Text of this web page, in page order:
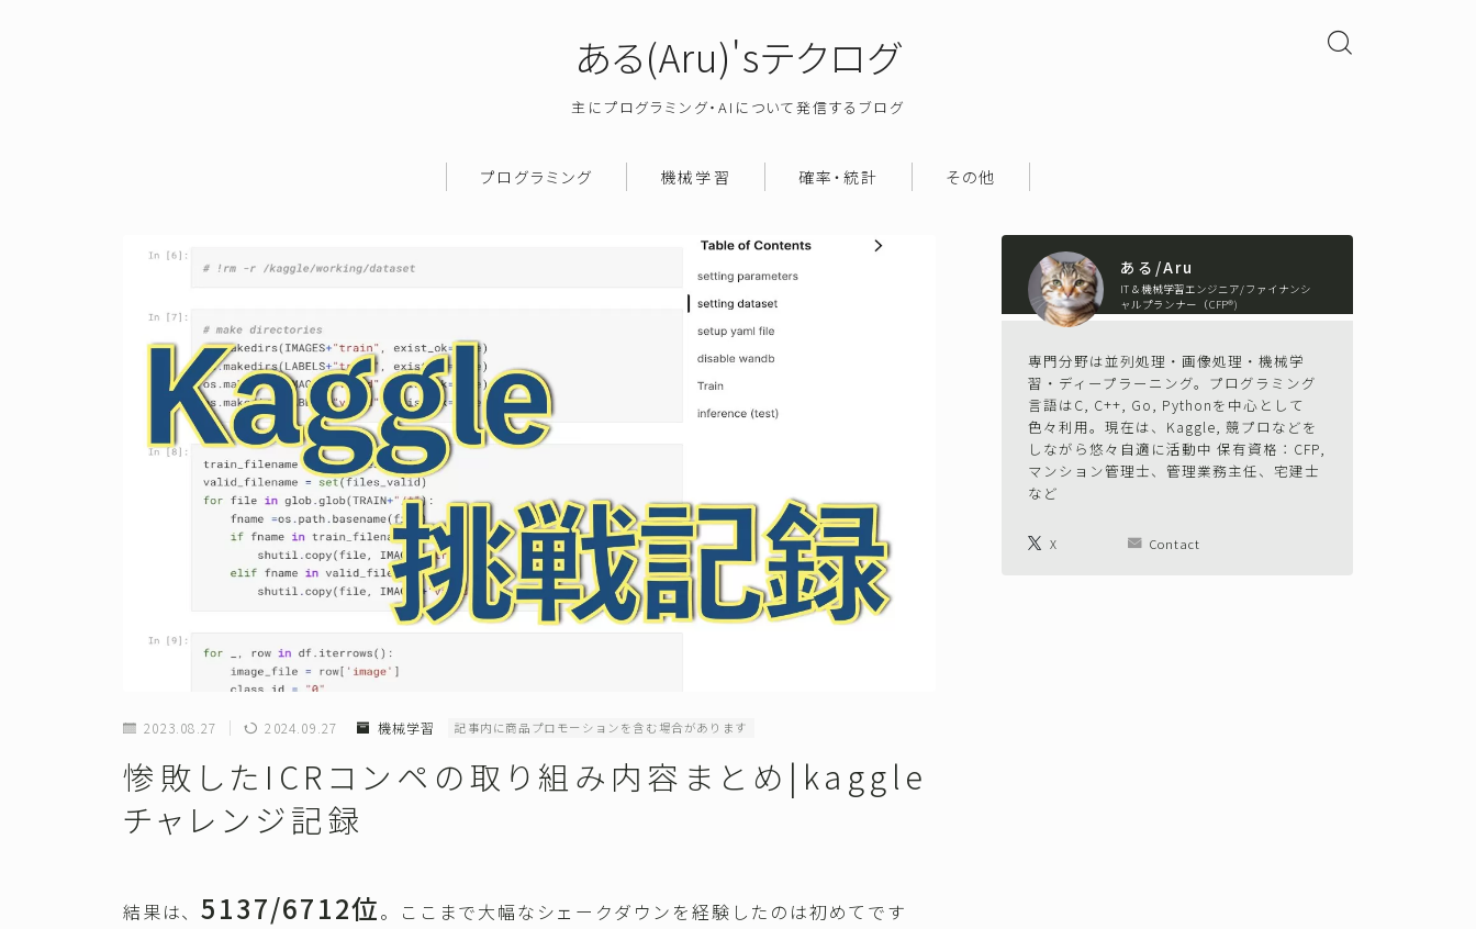
ある(Aru)'sテクログ
主にプログラミング・AIについて発信するブログ
プログラミング 機械学習 確率・統計 その他
2023.08.27 2024.09.27 機械学習 記事内に商品プロモーションを含む場合があります
惨敗したICRコンペの取り組み内容まとめ|kaggle
チャレンジ記録
結果は、5137/6712位。ここまで大幅なシェークダウンを経験したのは初めてです
ある/Aru
IT＆機械学習エンジニア/ファイナンシ
ャルプランナー（CFP®)
専門分野は並列処理・画像処理・機械学
習・ディープラーニング。プログラミング
言語はC, C++, Go, Pythonを中心として
色々利用。現在は、Kaggle, 競プロなどを
しながら悠々自適に活動中 保有資格：CFP,
マンション管理士、管理業務主任、宅建士
など
X Contact